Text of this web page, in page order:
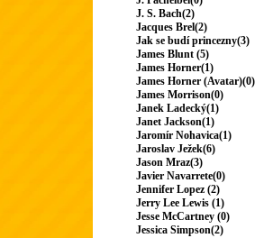
J. S. Bach(2)
Jacques Brel(2)
Jak se budí princezny(3)
James Blunt (5)
James Horner(1)
James Horner (Avatar)(0)
James Morrison(0)
Janek Ladecký(1)
Janet Jackson(1)
Jaromír Nohavica(1)
Jaroslav Ježek(6)
Jason Mraz(3)
Javier Navarrete(0)
Jennifer Lopez (2)
Jerry Lee Lewis (1)
Jesse McCartney (0)
Jessica Simpson(2)